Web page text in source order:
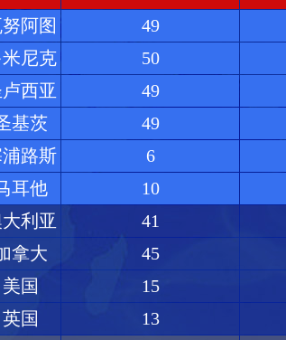
阿图 49
尼克 50
西亚 49
基茨 49
路斯 6
耳他 10
利亚 41
拿大 45
美国 15
英国 13